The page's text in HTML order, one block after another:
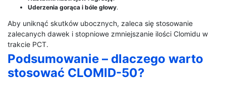
Uderzenia gorąca i bóle głowy.
Aby uniknąć skutków ubocznych, zaleca się stosowanie
zalecanych dawek i stopniowe zmniejszanie ilości Clomidu w
trakcie PCT.
Podsumowanie – dlaczego warto
stosować CLOMID-50?